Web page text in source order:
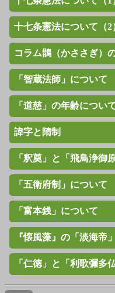
十七条憲法について（2
コラム鵲（かささぎ）
「智蔵法師」について
「道慈」の年齢につい
諱字と隋制
「釈奠」と「飛鳥浄御
「五衛府制」について
「富本銭」について
『懐風藻』の「淡海帝
「仁徳」と「利歌彌多